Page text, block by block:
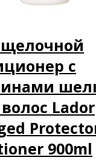
с
Lador
900ml